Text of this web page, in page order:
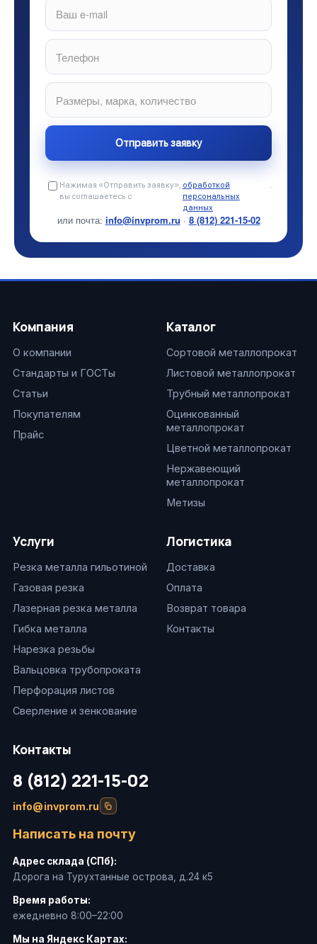
Нажимая «Отправить заявку»,
вы соглашаетесь с
обработкой
персональных
данных
.
или почта: info@invprom.ru · 8 (812) 221-15-02
Компания
О компании
Стандарты и ГОСТы
Статьи
Покупателям
Прайс
Каталог
Сортовой металлопрокат
Листовой металлопрокат
Трубный металлопрокат
Оцинкованный
металлопрокат
Цветной металлопрокат
Нержавеющий
металлопрокат
Метизы
Услуги
Резка металла гильотиной
Газовая резка
Лазерная резка металла
Гибка металла
Нарезка резьбы
Вальцовка трубопроката
Перфорация листов
Сверление и зенкование
Логистика
Доставка
Оплата
Возврат товара
Контакты
Контакты
8 (812) 221-15-02
info@invprom.ru
Написать на почту
Адрес склада (СПб):
Дорога на Турухтанные острова, д.24 к5
Время работы:
ежедневно 8:00–22:00
Мы на Яндекс Картах: